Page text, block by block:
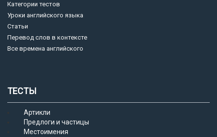
Категории тестов
Уроки английского языка
Статьи
Перевод слов в контексте
Все времена английского
ТЕСТЫ
Артикли
Предлоги и частицы
Местоимения